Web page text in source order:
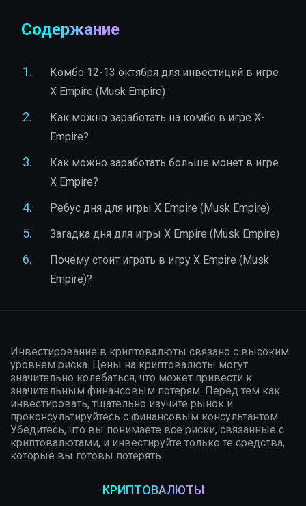
Содержание
Комбо 12-13 октября для инвестиций в игре
X Empire (Musk Empire)
Как можно заработать на комбо в игре X-
Empire?
Как можно заработать больше монет в игре
X Empire?
Ребус дня для игры X Empire (Musk Empire)
Загадка дня для игры X Empire (Musk Empire)
Почему стоит играть в игру X Empire (Musk
Empire)?
Инвестирование в криптовалюты связано с высоким
уровнем риска. Цены на криптовалюты могут
значительно колебаться, что может привести к
значительным финансовым потерям. Перед тем как
инвестировать, тщательно изучите рынок и
проконсультируйтесь с финансовым консультантом.
Убедитесь, что вы понимаете все риски, связанные с
криптовалютами, и инвестируйте только те средства,
которые вы готовы потерять.
КРИПТОВАЛЮТЫ